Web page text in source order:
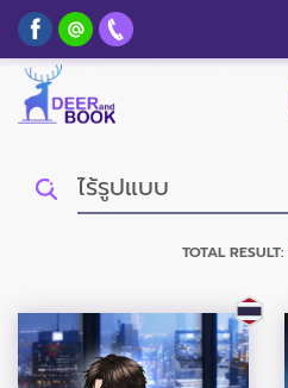
TOTAL RESULT: